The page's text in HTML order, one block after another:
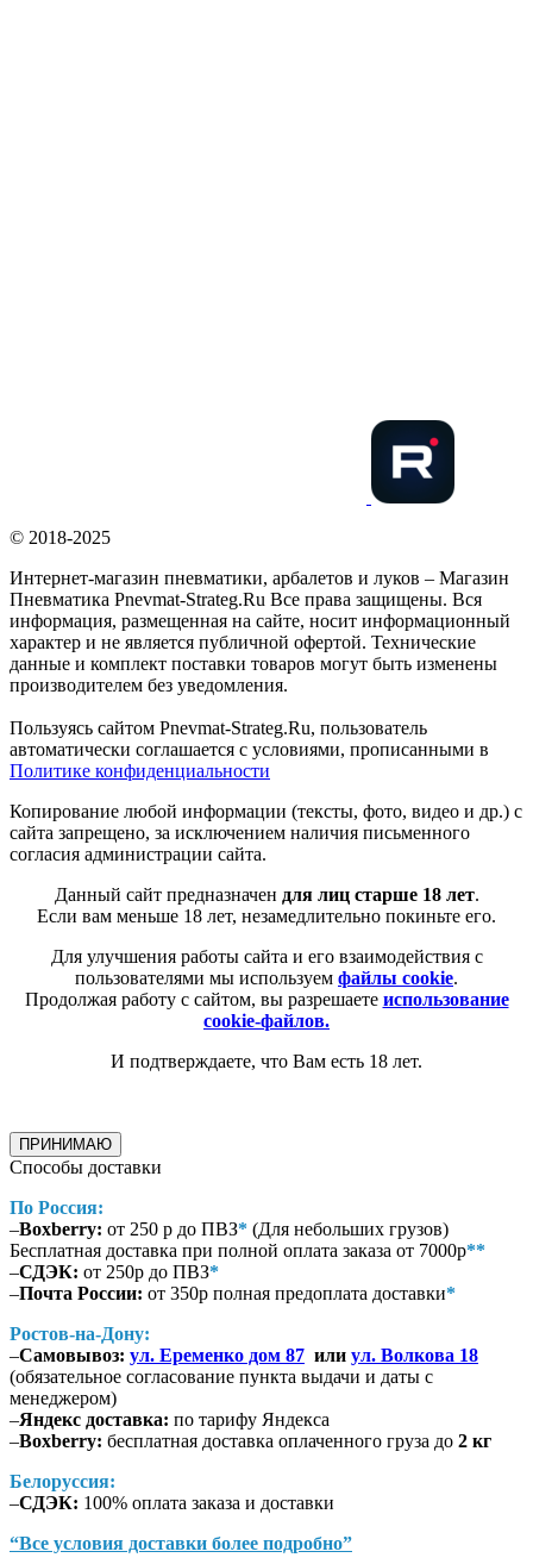
© 2018-2025
Интернет-магазин пневматики, арбалетов и луков – Магазин
Пневматика Pnevmat-Strateg.Ru Все права защищены. Вся
информация, размещенная на сайте, носит информационный
характер и не является публичной офертой. Технические
данные и комплект поставки товаров могут быть изменены
производителем без уведомления.
Пользуясь сайтом Pnevmat-Strateg.Ru, пользователь
автоматически соглашается с условиями, прописанными в
Политике конфиденциальности
Копирование любой информации (тексты, фото, видео и др.) с
сайта запрещено, за исключением наличия письменного
согласия администрации сайта.
Данный сайт предназначен для лиц старше 18 лет.
Если вам меньше 18 лет, незамедлительно покиньте его.
Для улучшения работы сайта и его взаимодействия с
пользователями мы используем файлы cookie.
Продолжая работу с сайтом, вы разрешаете использование
cookie-файлов.
И подтверждаете, что Вам есть 18 лет.
ПРИНИМАЮ
Способы доставки
По Россия:
–Boxberry: от 250 р до ПВЗ* (Для небольших грузов)
Бесплатная доставка при полной оплата заказа от 7000р**
–СДЭК: от 250р до ПВЗ*
–Почта России: от 350р полная предоплата доставки*
Ростов-на-Дону:
–Самовывоз: ул. Еременко дом 87 или ул. Волкова 18
(обязательное согласование пункта выдачи и даты с
менеджером)
–Яндекс доставка: по тарифу Яндекса
–Boxberry: бесплатная доставка оплаченного груза до 2 кг
Белоруссия:
–СДЭК: 100% оплата заказа и доставки
“Все условия доставки более подробно”